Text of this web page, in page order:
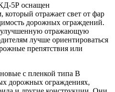
5Р оснащен
отражает свет от фар
дорожных ограждений.
улучшенную отражающую
лучше ориентироваться
препятствия или
с пленкой типа В
дорожных ограждениях,